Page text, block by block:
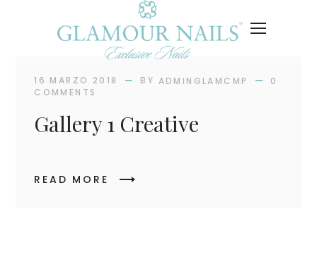
16 MARZO 2018 BY ADMINGLAMCMP
0
COMMENTS
Gallery 1 Creative
READ MORE